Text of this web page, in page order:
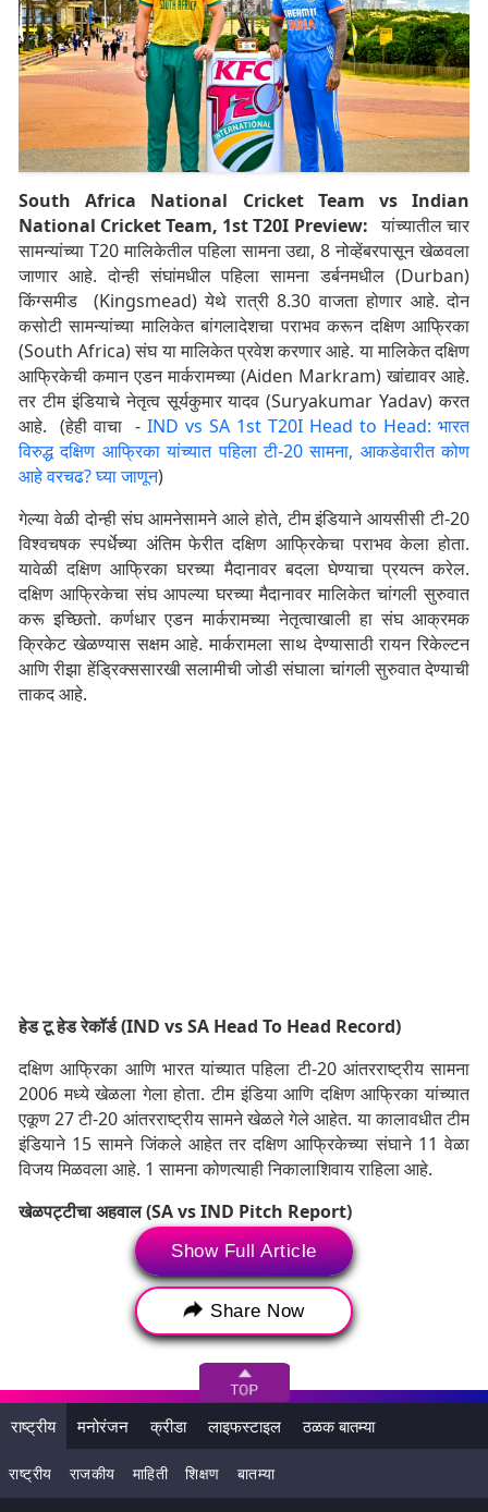
South Africa National Cricket Team vs Indian
National Cricket Team, 1st T20I Preview: यांच्यातील चार
सामन्यांच्या T20 मालिकेतील पहिला सामना उद्या, 8 नोव्हेंबरपासून खेळवला
जाणार आहे. दोन्ही संघांमधील पहिला सामना डर्बनमधील (Durban)
किंग्समीड (Kingsmead) येथे रात्री 8.30 वाजता होणार आहे. दोन
कसोटी सामन्यांच्या मालिकेत बांगलादेशचा पराभव करून दक्षिण आफ्रिका
(South Africa) संघ या मालिकेत प्रवेश करणार आहे. या मालिकेत दक्षिण
आफ्रिकेची कमान एडन मार्करामच्या (Aiden Markram) खांद्यावर आहे.
तर टीम इंडियाचे नेतृत्व सूर्यकुमार यादव (Suryakumar Yadav) करत
आहे. (हेही वाचा - IND vs SA 1st T20I Head to Head: भारत
विरुद्ध दक्षिण आफ्रिका यांच्यात पहिला टी-20 सामना, आकडेवारीत कोण
आहे वरचढ? घ्या जाणून)
गेल्या वेळी दोन्ही संघ आमनेसामने आले होते, टीम इंडियाने आयसीसी टी-20
विश्वचषक स्पर्धेच्या अंतिम फेरीत दक्षिण आफ्रिकेचा पराभव केला होता.
यावेळी दक्षिण आफ्रिका घरच्या मैदानावर बदला घेण्याचा प्रयत्न करेल.
दक्षिण आफ्रिकेचा संघ आपल्या घरच्या मैदानावर मालिकेत चांगली सुरुवात
करू इच्छितो. कर्णधार एडन मार्करामच्या नेतृत्वाखाली हा संघ आक्रमक
क्रिकेट खेळण्यास सक्षम आहे. मार्करामला साथ देण्यासाठी रायन रिकेल्टन
आणि रीझा हेंड्रिक्ससारखी सलामीची जोडी संघाला चांगली सुरुवात देण्याची
ताकद आहे.
हेड टू हेड रेकॉर्ड (IND vs SA Head To Head Record)
दक्षिण आफ्रिका आणि भारत यांच्यात पहिला टी-20 आंतरराष्ट्रीय सामना
2006 मध्ये खेळला गेला होता. टीम इंडिया आणि दक्षिण आफ्रिका यांच्यात
एकूण 27 टी-20 आंतरराष्ट्रीय सामने खेळले गेले आहेत. या कालावधीत टीम
इंडियाने 15 सामने जिंकले आहेत तर दक्षिण आफ्रिकेच्या संघाने 11 वेळा
विजय मिळवला आहे. 1 सामना कोणत्याही निकालाशिवाय राहिला आहे.
खेळपट्टीचा अहवाल (SA vs IND Pitch Report)
भारत आणि दक्षिण आफ्रिका यांच्यातील पहिला T20 सामना किंग्समीड
स्टेडियमवर होणार आहे. किंग्समीड स्टेडियमच्या खेळपट्टीवर वेगवान
गोलंदाजांना वेग आणि उसळीचा फायदा मिळू शकतो. सुरुवातीच्या षटकांमध्ये
स्विंग देखील अपेक्षित आहे, ज्यामुळे वेगवान गोलंदाज विकेट घेण्याचा प्रयत्न
करतील. फलंदाजांनी स्वत:ला प्रस्थापित केल्यानंतरच शॉट्स खेळतात.
Show Full Article
Share Now
राष्ट्रीय मनोरंजन क्रीडा लाइफस्टाइल ठळक बातम्या
राष्ट्रीय राजकीय माहिती शिक्षण बातम्या